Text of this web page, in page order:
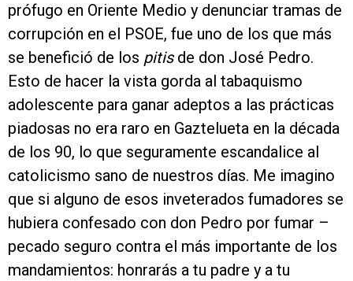
prófugo en Oriente Medio y denunciar tramas de
corrupción en el PSOE, fue uno de los que más
se benefició de los pitisde don José Pedro.
Esto de hacer la vista gorda al tabaquismo
adolescente para ganar adeptos a las prácticas
piadosas no era raro en Gaztelueta en la década
de los 90, lo que seguramente escandalice al
catolicismo sano de nuestros días. Me imagino
que si alguno de esos inveterados fumadores se
hubiera confesado con don Pedro por fumar –
pecado seguro contra el más importante de los
mandamientos: honrarás a tu padre y a tu